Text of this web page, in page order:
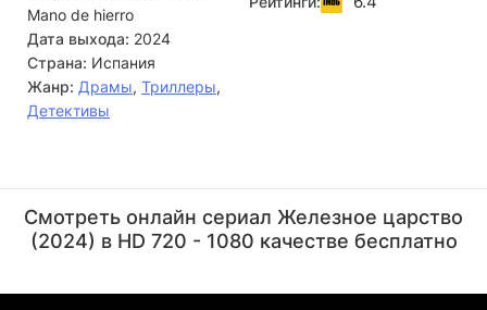
Mano de hierro
Дата выхода: 2024
Страна: Испания
Жанр: Драмы, Триллеры,
Детективы
(Román Manchado)
(Néstor)
Смотреть онлайн сериал Железное царство
(2024) в HD 720 - 1080 качестве бесплатно